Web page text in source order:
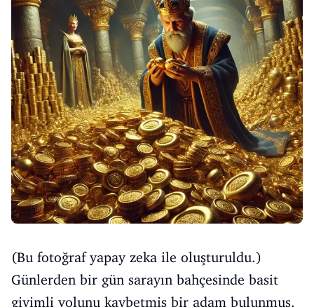
(Bu fotoğraf yapay zeka ile oluşturuldu.)
Günlerden bir gün sarayın bahçesinde basit
giyimli yolunu kaybetmiş bir adam bulunmuş.